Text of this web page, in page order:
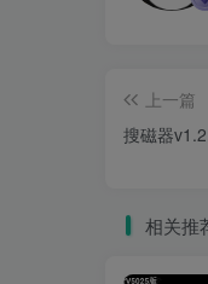
上一篇
搜磁器
相关推